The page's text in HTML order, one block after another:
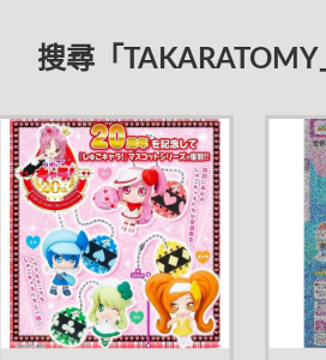
搜尋「